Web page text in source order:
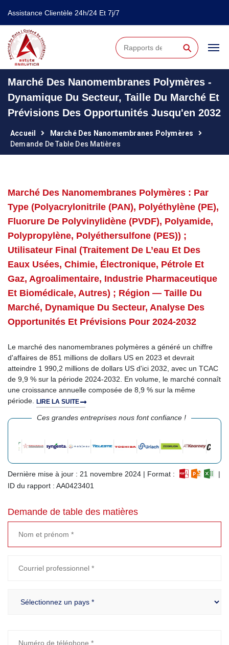
Assistance Clientèle 24h/24 Et 7j/7
⚲
Marché Des Nanomembranes Polymères -
Dynamique Du Secteur, Taille Du Marché Et
Prévisions Des Opportunités Jusqu'en 2032
Accueil
Marché Des Nanomembranes Polymères
Demande De Table Des Matières
Marché Des Nanomembranes Polymères : Par
Type (polyacrylonitrile (PAN), Polyéthylène (PE),
Fluorure De Polyvinylidène (PVDF), Polyamide,
Polypropylène, Polyéthersulfone (PES)) ;
Utilisateur Final (traitement De L’eau Et Des
Eaux Usées, Chimie, Électronique, Pétrole Et
Gaz, Agroalimentaire, Industrie Pharmaceutique
Et Biomédicale, Autres) ; Région — Taille Du
Marché, Dynamique Du Secteur, Analyse Des
Opportunités Et Prévisions Pour 2024-2032
Le marché des nanomembranes polymères a généré un chiffre
d'affaires de 851 millions de dollars US en 2023 et devrait
atteindre 1 990,2 millions de dollars US d'ici 2032, avec un TCAC
de 9,9 % sur la période 2024-2032. En volume, le marché connaît
une croissance annuelle composée de 8,9 % sur la même
période. LIRE LA SUITE
Ces grandes entreprises nous font confiance !
Dernière mise à jour : 21 novembre 2024 | Format :
|
ID du rapport : AA0423401
Demande de table des matières